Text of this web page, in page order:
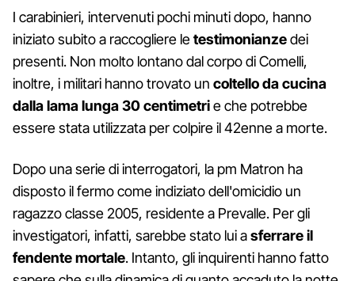
I carabinieri, intervenuti pochi minuti dopo, hanno
iniziato subito a raccogliere letestimonianzedei
presenti. Non molto lontano dal corpo di Comelli,
inoltre, i militari hanno trovato un coltello da cucina
dalla lama lunga 30 centimetrie che potrebbe
essere stata utilizzata per colpire il 42enne a morte.
Dopo una serie di interrogatori, la pm Matron ha
disposto il fermo come indiziato dell'omicidio un
ragazzo classe 2005, residente a Prevalle. Per gli
investigatori, infatti, sarebbe stato lui asferrare il
fendente mortale. Intanto, gli inquirenti hanno fatto